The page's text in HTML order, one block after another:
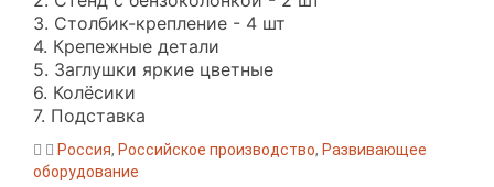
3. Столбик-крепление - 4 шт
4. Крепежные детали
5. Заглушки яркие цветные
6. Колёсики
7. Подставка
Россия, Российское производство, Развивающее
оборудование